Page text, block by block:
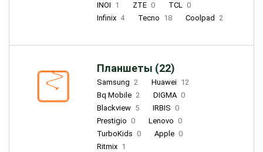
INOI 1 ZTE 0 TCL 0
Infinix 4 Tecno 18 Coolpad 2
Планшеты (22)
Samsung 2 Huawei 12
Bq Mobile 2 DIGMA 0
Blackview 5 IRBIS 0
Prestigio 0 Lenovo 0
TurboKids 0 Apple 0
Ritmix 1